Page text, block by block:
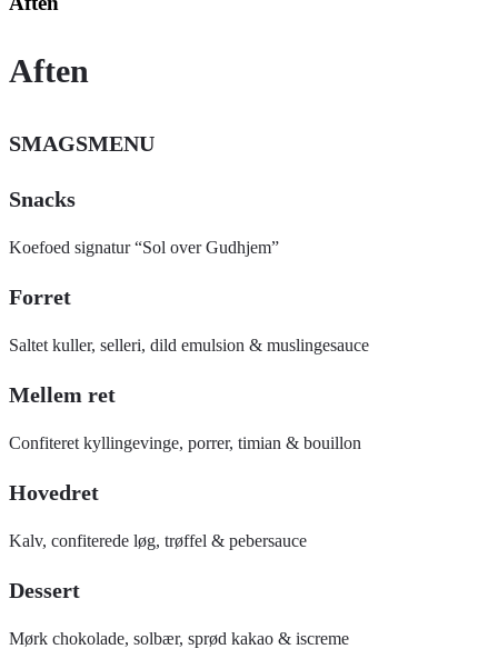
Aften
SMAGSMENU
Snacks
Koefoed signatur “Sol over Gudhjem”
Forret
Saltet kuller, selleri, dild emulsion & muslingesauce
Mellem ret
Confiteret kyllingevinge, porrer, timian & bouillon
Hovedret
Kalv, confiterede løg, trøffel & pebersauce
Dessert
Mørk chokolade, solbær, sprød kakao & iscreme